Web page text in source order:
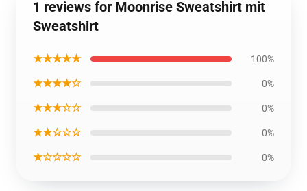
1 reviews for Moonrise Sweatshirt mit
Sweatshirt
★★★★★ 100%
★★★★☆ 0%
★★★☆☆ 0%
★★☆☆☆ 0%
★☆☆☆☆ 0%